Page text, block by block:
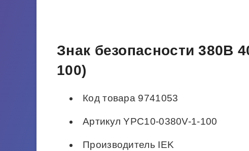
Знак безопасности 380В
100)
Код товара 9741053
Артикул YPC10-0380V-1-100
Производитель IEK